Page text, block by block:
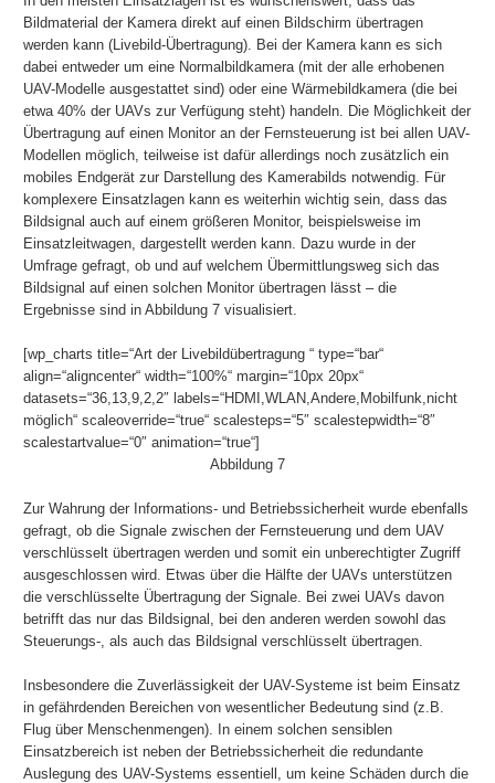
Bildmaterial der Kamera direkt auf einen Bildschirm übertragen
werden kann (Livebild-Übertragung). Bei der Kamera kann es sich
dabei entweder um eine Normalbildkamera (mit der alle erhobenen
UAV-Modelle ausgestattet sind) oder eine Wärmebildkamera (die bei
etwa 40% der UAVs zur Verfügung steht) handeln. Die Möglichkeit der
Übertragung auf einen Monitor an der Fernsteuerung ist bei allen UAV-
Modellen möglich, teilweise ist dafür allerdings noch zusätzlich ein
mobiles Endgerät zur Darstellung des Kamerabilds notwendig. Für
komplexere Einsatzlagen kann es weiterhin wichtig sein, dass das
Bildsignal auch auf einem größeren Monitor, beispielsweise im
Einsatzleitwagen, dargestellt werden kann. Dazu wurde in der
Umfrage gefragt, ob und auf welchem Übermittlungsweg sich das
Bildsignal auf einen solchen Monitor übertragen lässt – die
Ergebnisse sind in Abbildung 7 visualisiert.
[wp_charts title=“Art der Livebildübertragung “ type=“bar“
align=“aligncenter“ width=“100%“ margin=“10px 20px“
datasets=“36,13,9,2,2″ labels=“HDMI,WLAN,Andere,Mobilfunk,nicht
möglich“ scaleoverride=“true“ scalesteps=“5″ scalestepwidth=“8″
scalestartvalue=“0″ animation=“true“]
Abbildung 7
Zur Wahrung der Informations- und Betriebssicherheit wurde ebenfalls
gefragt, ob die Signale zwischen der Fernsteuerung und dem UAV
verschlüsselt übertragen werden und somit ein unberechtigter Zugriff
ausgeschlossen wird. Etwas über die Hälfte der UAVs unterstützen
die verschlüsselte Übertragung der Signale. Bei zwei UAVs davon
betrifft das nur das Bildsignal, bei den anderen werden sowohl das
Steuerungs-, als auch das Bildsignal verschlüsselt übertragen.
Insbesondere die Zuverlässigkeit der UAV-Systeme ist beim Einsatz
in gefährdenden Bereichen von wesentlicher Bedeutung sind (z.B.
Flug über Menschenmengen). In einem solchen sensiblen
Einsatzbereich ist neben der Betriebssicherheit die redundante
Auslegung des UAV-Systems essentiell, um keine Schäden durch die